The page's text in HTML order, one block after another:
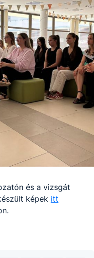
és a vizsgát
képek itt